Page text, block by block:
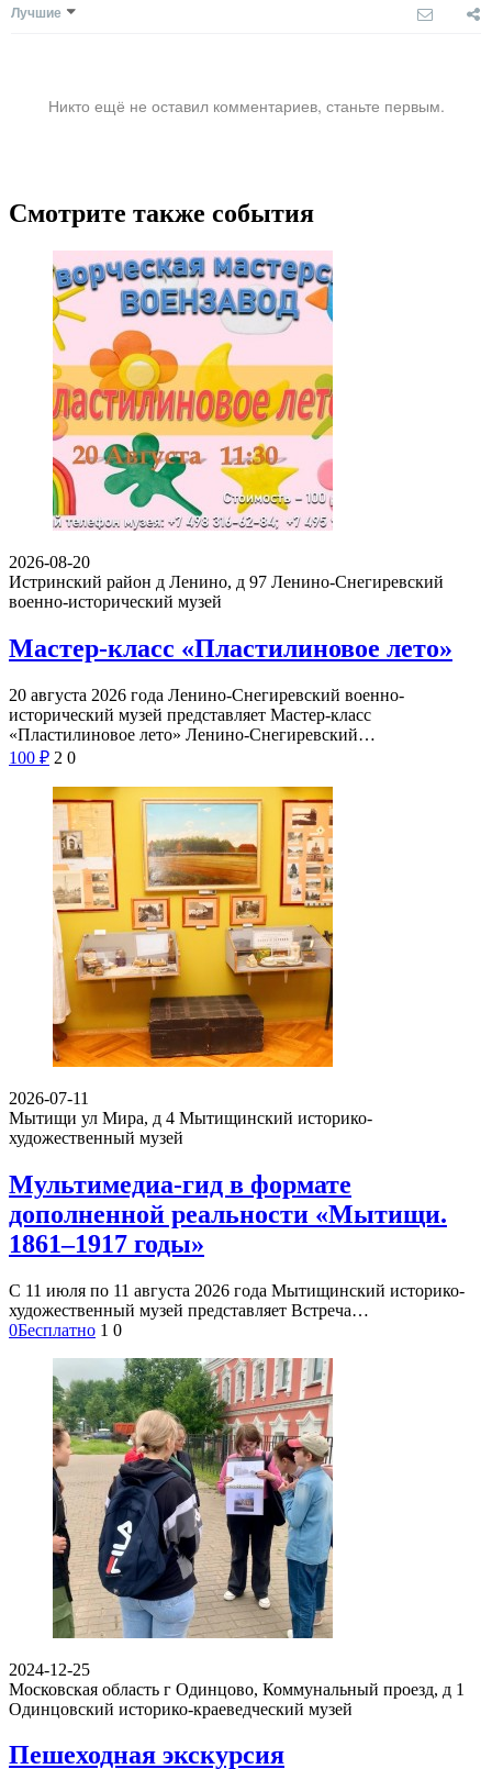
Лучшие
Никто ещё не оставил комментариев, станьте первым.
Смотрите также события
2026-08-20
Истринский район д Ленино, д 97 Ленино-Снегиревский
военно-исторический музей
Мастер-класс «Пластилиновое лето»
20 августа 2026 года Ленино-Снегиревский военно-
исторический музей представляет Мастер-класс
«Пластилиновое лето» Ленино-Снегиревский…
100 ₽ 2 0
2026-07-11
Мытищи ул Мира, д 4 Мытищинский историко-
художественный музей
Мультимедиа-гид в формате
дополненной реальности «Мытищи.
1861–1917 годы»
С 11 июля по 11 августа 2026 года Мытищинский историко-
художественный музей представляет Встреча…
0Бесплатно 1 0
2024-12-25
Московская область г Одинцово, Коммунальный проезд, д 1
Одинцовский историко-краеведческий музей
Пешеходная экскурсия